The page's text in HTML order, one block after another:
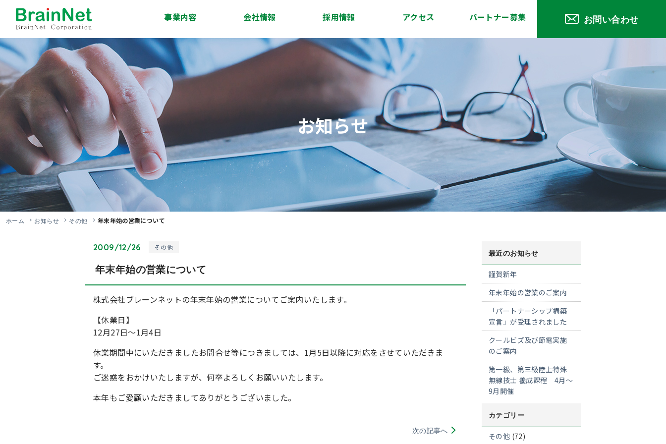
事業内容
システム開発事業
インフラサービス事
移動体通信事業
エンジニア派遣・人
材紹介事業
技術研修事業
ソリューション事業
会社情報
スタッフ紹介
採用情報 アクセス パートナー募集 お問い合わせ
お知らせ
ホーム お知らせ その他 年末年始の営業について
2009/12/26 その他
年末年始の営業について
株式会社ブレーンネットの年末年始の営業についてご案内いたします。
【休業日】
12月27日～1月4日
休業期間中にいただきましたお問合せ等につきましては、1月5日以降に対応をさせていただきま
す。
ご迷惑をおかけいたしますが、何卒よろしくお願いいたします。
本年もご愛顧いただきましてありがとうございました。
次の記事へ
最近のお知らせ
謹賀新年
年末年始の営業のご案内
「パートナーシップ構築
宣言」が受理されました
クールビズ及び節電実施
のご案内
第一級、第三級陸上特殊
無線技士 養成課程 4月～
9月開催
カテゴリー
その他 (72)